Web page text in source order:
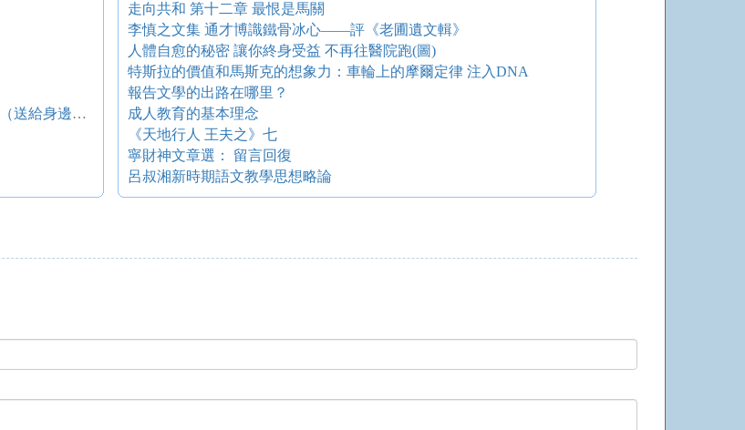
剛考上清華的男學霸：給小學生的12條忠告，太有用了！（送給身邊的家長）
走向共和 第十二章 最恨是馬關
李慎之文集 通才博識鐵骨冰心——評《老圃遺文輯》
人體自愈的秘密 讓你終身受益 不再往醫院跑(圖)
特斯拉的價值和馬斯克的想象力：車輪上的摩爾定律 注入DNA
報告文學的出路在哪里？
成人教育的基本理念
《天地行人 王夫之》七
寧財神文章選： 留言回復
呂叔湘新時期語文教學思想略論